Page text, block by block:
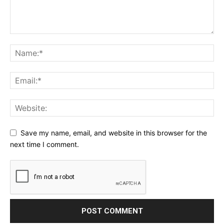
Save my name, email, and website in this browser for the
next time I comment.